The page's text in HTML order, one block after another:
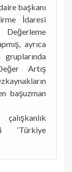
başkanı
İdaresi
Değerleme
ayrıca
Artış
başuzman
‘Türkiye